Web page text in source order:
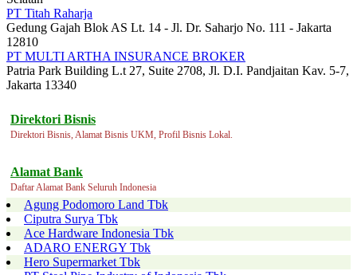
PT Titah Raharja
Gedung Gajah Blok AS Lt. 14 - Jl. Dr. Saharjo No. 111 - Jakarta
12810
PT MULTI ARTHA INSURANCE BROKER
Patria Park Building L.t 27, Suite 2708, Jl. D.I. Pandjaitan Kav. 5-7,
Jakarta 13340
Direktori Bisnis
Direktori Bisnis, Alamat Bisnis UKM, Profil Bisnis Lokal.
Alamat Bank
Daftar Alamat Bank Seluruh Indonesia
Agung Podomoro Land Tbk
Ciputra Surya Tbk
Ace Hardware Indonesia Tbk
ADARO ENERGY Tbk
Hero Supermarket Tbk